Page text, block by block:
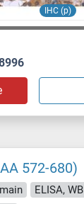
IHC (p)
572-680)
ELISA, WB